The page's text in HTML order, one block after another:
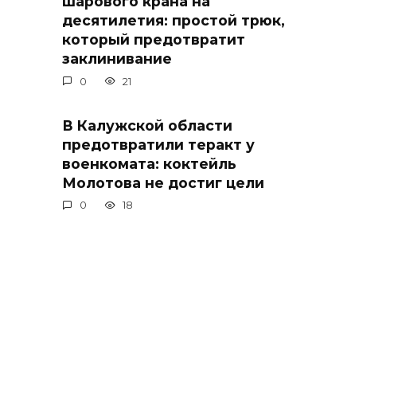
десятилетия: простой трюк,
который предотвратит
заклинивание
0 21
В Калужской области
предотвратили теракт у
военкомата: коктейль
Молотова не достиг цели
0 18